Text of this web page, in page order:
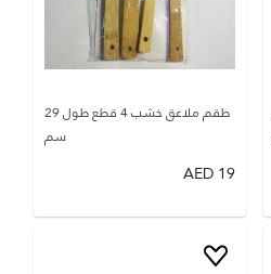
طقم ملاعق خشب 4 قطع طول 29
سم
19
AED